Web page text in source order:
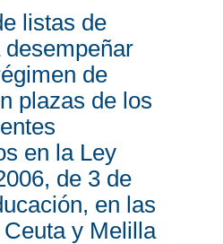
listas de
de
plazas de los
en la Ley
de 3 de
en las
y Melilla